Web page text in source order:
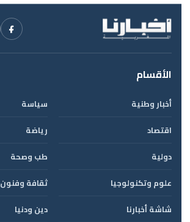
الأقسام
أخبار وطنية
سياسة
اقتصاد
رياضة
دولية
طب وصحة
علوم وتكنولوجيا
ثقافة وفنون
شاشة أخبارنا
دين ودنيا